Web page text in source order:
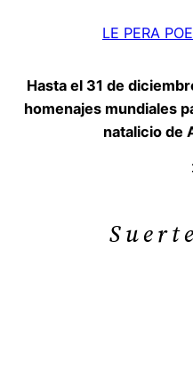
LE PERA
Hasta el 31 de
homenajes mundiales
natalicio de